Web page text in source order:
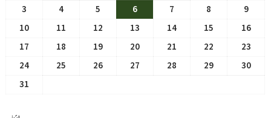
3
4 5 6 7 8
9
10
11 12 13 14 15
16
17
18 19 20 21 22
23
24
25 26 27 28 29
30
31